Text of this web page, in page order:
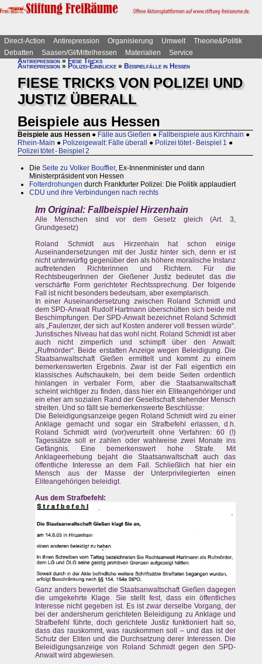
Direct-Action Antirepression Organisierung Umwelt
Theorie&Politik
Debatten
Saasen/GI/Mittelhessen Materialien
Service
Antirepression»Fiese Tricks
Antirepression » Polizei-Einblicke » Beispielfälle in Hessen
FIESE TRICKS VON POLIZEI UND
JUSTIZ ÜBERALL
Beispiele aus Hessen
Beispiele aus Hessen ● Fälle aus Gießen ● Fallbeispiele aus Kirchhain ●
Rhein-Main ● Polizeigewalt: Fälle überall ● Polizei tötet - Beispiel 1 ●
Polizei tötet - Beispiel 2
Die Seite zu Volker Bouffier, Ex-Innenminister und dann
Ministerpräsident von Hessen
Folterdrohungen durch Frankfurter Polizei: Die Politik applaudiert
CDU und ihre Verbindungen nach rechts
Im Original: Fallbeispiel Hirzenhain
Alle Menschen sind vor dem Gesetz gleich (Art. 3,
Grundgesetz)
Roland Schmidt aus Hirzenhain hat schon einige
Auseinandersetzungen mit der Justiz hinter sich, denn er ist
nicht unterwürfig gegenüber den als höhere moralische Instanz
auftretenden Richterinnen und Richtern. Für die
RechtsbeugerInnen der Gießener Justiz bedeutet das die
verschärfte Form gerichteter Rechtssprechung. Der folgende
Fall ist nicht besonders bedeutsam, aber exemplarisch.
In einer Auseinandersetzung zwischen Roland Schmidt und
dem SPD-Anwalt Rudolf Hartmann überschütten sich beide mit
Beschimpfungen. Der SPD-Anwalt bezeichnet Roland Schmidt
als „Faulenzer, der sich auf Kosten anderer voll fressen würde“.
Juristisches Niveau hat das wohl nicht. Roland Schmidt ist aber
auch nicht zimperlich und schimpft über den Anwalt:
„Rufmörder“. Beide erstatten Anzeige wegen Beleidigung. Die
Staatsanwaltschaft Gießen ermittelt und kommt zu einem
bemerkenswerten Ergebnis. Zwar ist der Fall eigentlich ein
klassisches Aufschaukeln, bei dem beide Seiten ordentlich
hinlangen in verbaler Form, aber die Staatsanwaltschaft
scheint wichtiger zu finden, dass hier ein Eliteangehöriger und
ein eher am sozialen Rand der Gesellschaft stehender Mensch
streiten. Und so fällt sie bemerkenswerte Beschlüsse:
Die Beleidigungsanzeige gegen Roland Schmidt wird zu einer
Anklage gemacht und sogar ein Strafbefehl erlassen, d.h.
Roland Schmidt wird (vor)verurteilt ohne Verfahren: 60 (!)
Tagessätze soll er zahlen oder wahlweise zwei Monate ins
Gefängnis. Eine bemerkenswert hohe Strafe. Mit
Anklageerhebung bejaht die Staatsanwaltschaft auch das
öffentliche Interesse an dem Fall. Schließlich hat hier ein
Mensch aus der Masse der Unterprivilegierten einen
Eliteangehörigen beleidigt.
Aus dem Strafbefehl:
Ganz anders bewertet die Staatsanwaltschaft Gießen dagegen
die umgekehrte Klage. Sie stellt fest, dass ein öffentliches
Interesse nicht gegeben ist. Es ist zwar derselbe Vorgang, der
bei der andersherum gerichteten Beleidigung zu Anklage und
Strafbefehl führte, doch gerichtete Justiz funktioniert halt so,
dass das rauskommt, was rauskommen soll – und das ist der
Schutz der Eliten und die Durchsetzung derer Interessen. Die
Beleidigungsanzeige von Roland Schmidt gegen den SPD-
Anwalt wird abgewiesen.